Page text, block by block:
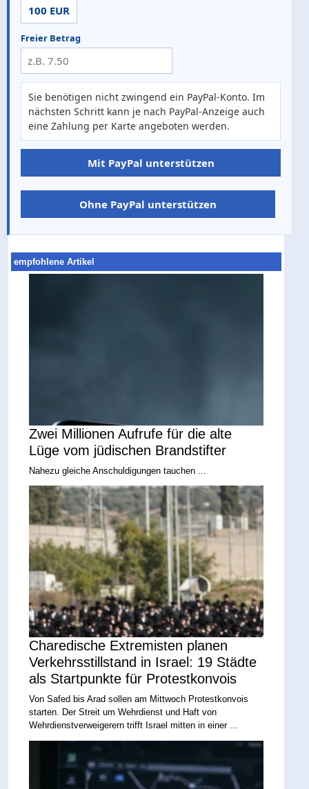
100 EUR
Freier Betrag
Sie benötigen nicht zwingend ein PayPal-Konto. Im
nächsten Schritt kann je nach PayPal-Anzeige auch
eine Zahlung per Karte angeboten werden.
Mit PayPal unterstützen
Ohne PayPal unterstützen
empfohlene Artikel
Zwei Millionen Aufrufe für die alte
Lüge vom jüdischen Brandstifter
Nahezu gleiche Anschuldigungen tauchen ...
Charedische Extremisten planen
Verkehrsstillstand in Israel: 19 Städte
als Startpunkte für Protestkonvois
Von Safed bis Arad sollen am Mittwoch Protestkonvois
starten. Der Streit um Wehrdienst und Haft von
Wehrdienstverweigerern trifft Israel mitten in einer ...